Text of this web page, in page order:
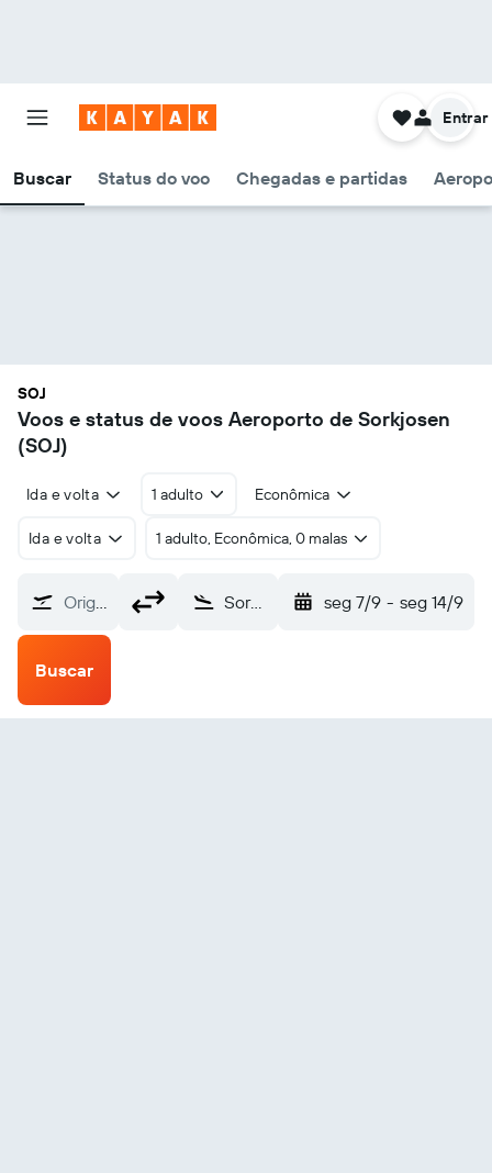
Buscar Status do voo Chegadas e partidas
Entrar
SOJ
Voos e status de voos Aeroporto de Sorkjosen
(SOJ)
Ida e volta 1 adulto Econômica
Ida e volta 1 adulto, Econômica, 0 malas
Origem Sorkjosen (SOJ) seg 7/9 - seg 14/9
Buscar